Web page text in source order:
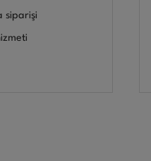
siparişi